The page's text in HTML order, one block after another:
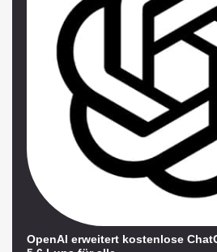
OpenAI erweitert kostenlose